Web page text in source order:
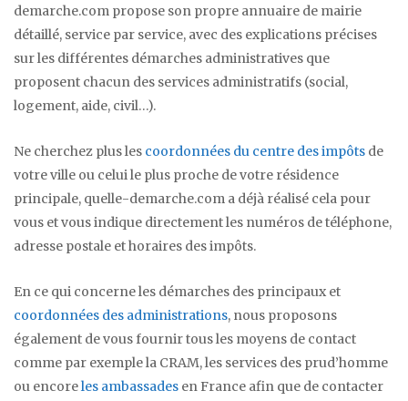
demarche.com propose son propre annuaire de mairie
détaillé, service par service, avec des explications précises
sur les différentes démarches administratives que
proposent chacun des services administratifs (social,
logement, aide, civil…).
Ne cherchez plus les coordonnées du centre des impôts de
votre ville ou celui le plus proche de votre résidence
principale, quelle-demarche.com a déjà réalisé cela pour
vous et vous indique directement les numéros de téléphone,
adresse postale et horaires des impôts.
En ce qui concerne les démarches des principaux et
coordonnées des administrations, nous proposons
également de vous fournir tous les moyens de contact
comme par exemple la CRAM, les services des prud’homme
ou encoreles ambassades en France afin que de contacter